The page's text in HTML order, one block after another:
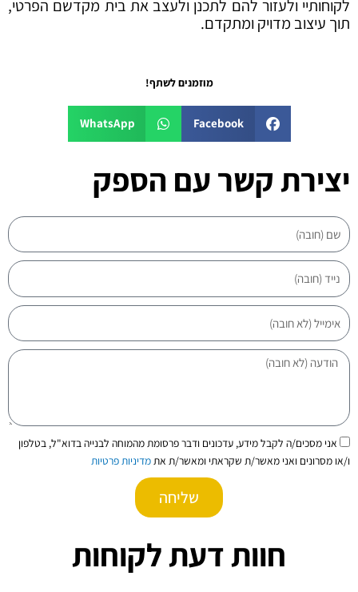
לקוחותיי ולעזור להם לתכנן ולעצב את בית מקדשם הפרטי,
תוך עיצוב מדויק ומתקדם.
מוזמנים לשתף!
Facebook
WhatsApp
יצירת קשר עם הספק
שם
נייד
אימייל
הודעה
הסכמהאני מסכים/ה לקבל מידע, עדכונים ודבר פרסומת מהמוחה לבנייה בדוא"ל, בטלפון
ו/או מסרונים ואני מאשר/ת שקראתי ומאשר/ת אתמדיניות פרטיות
שליחה
חוות דעת לקוחות